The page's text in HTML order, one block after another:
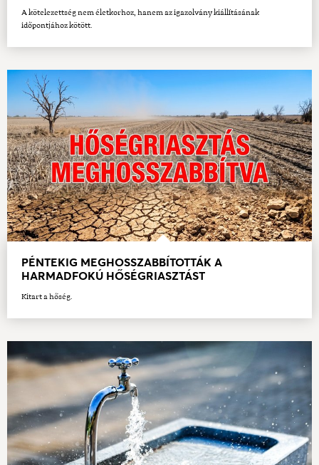
A kötelezettség nem életkorhoz, hanem az igazolvány kiállításának
időpontjához kötött.
PÉNTEKIG MEGHOSSZABBÍTOTTÁK A
HARMADFOKÚ HŐSÉGRIASZTÁST
Kitart a hőség.